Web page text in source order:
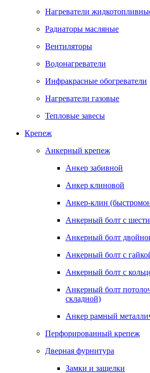
Нагреватели
Радиаторы масляные
Вентиляторы
Водонагреватели
Инфракрасные обогреватели
Нагреватели газовые
Тепловые завесы
Крепеж
Анкерный крепеж
Анкер забивной
Анкер клиновой
Анкер-клин
Анкерный болт с
Анкерный болт
Анкерный болт с
Анкерный болт с
Анкерный болт
складной)
Анкер рамный
Перфорированный крепеж
Дверная фурнитура
Замки и защелки